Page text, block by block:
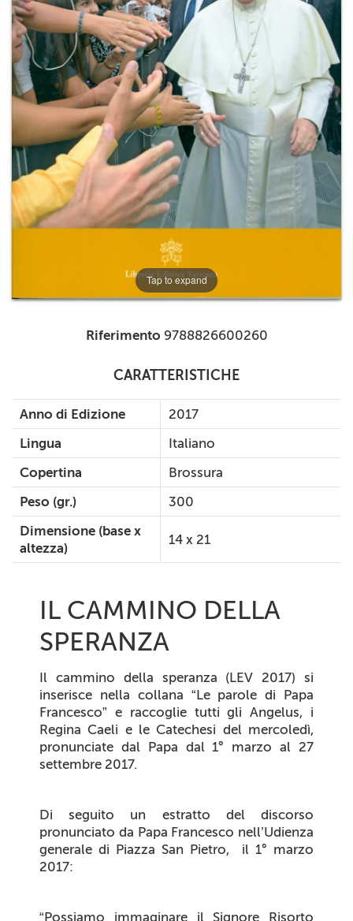
Tap to expand
Riferimento 9788826600260
CARATTERISTICHE
Anno di Edizione
2017
Lingua
Italiano
Copertina
Brossura
Peso (gr.)
300
Dimensione (base x
altezza)
14 x 21
IL CAMMINO DELLA
SPERANZA
Il cammino della speranza (LEV 2017) si
inserisce nella collana “Le parole di Papa
Francesco” e raccoglie tutti gli Angelus, i
Regina Caeli e le Catechesi del mercoledì,
pronunciate dal Papa dal 1° marzo al 27
settembre 2017.
Di seguito un estratto del discorso
pronunciato da Papa Francesco nell’Udienza
generale di Piazza San Pietro,
il 1° marzo
2017:
“Possiamo immaginare il Signore Risorto